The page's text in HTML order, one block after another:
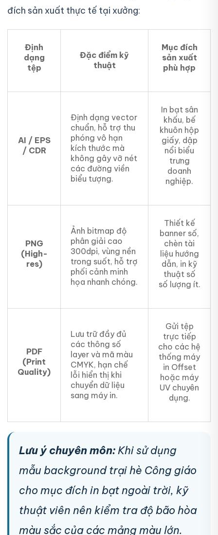
đích sản xuất thực tế tại xưởng:
Định
dạng
tệp
Đặc điểm kỹ
thuật
Mục đích
sản xuất
phù hợp
AI / EPS
/ CDR
Định dạng vector
chuẩn, hỗ trợ thu
phóng vô hạn
kích thước mà
không gây vỡ nét
các đường viền
biểu tượng.
In bạt sân
khấu, bế
khuôn hộp
giấy, dập
nổi biểu
trưng
doanh
nghiệp.
PNG
(High-
res)
Ảnh bitmap độ
phân giải cao
300dpi, vùng nền
trong suốt, hỗ trợ
phối cảnh minh
họa nhanh chóng.
Thiết kế
banner số,
chèn tài
liệu hướng
dẫn, in kỹ
thuật số
số lượng ít.
PDF
(Print
Quality)
Lưu trữ đầy đủ
các thông số
layer và mã màu
CMYK, hạn chế
lỗi hiển thị khi
chuyển dữ liệu
sang máy in.
Gửi tệp
trực tiếp
cho các hệ
thống máy
in Offset
hoặc máy
UV chuyên
dụng.
Lưu ý chuyên môn:Khi sử dụng
mẫu background trại hè Công giáo
cho mục đích in bạt ngoài trời, kỹ
thuật viên nên kiểm tra độ bão hòa
màu sắc của các mảng màu lớn.